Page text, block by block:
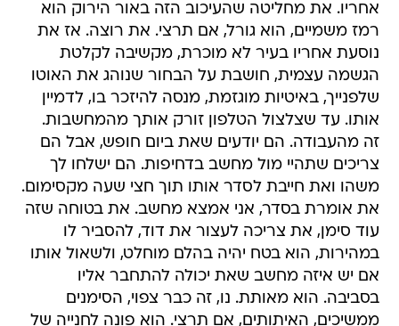
נוסעת אחריו בעיר לא מוכרת, מקשיבה לקלטת
הגשמה עצמית, חושבת על הבחור שנוהג את האוטו
שלפנייך, באיטיות מוגזמת, מנסה להיזכר בו, לדמיין
אותו. עד שצלצול הטלפון זורק אותך מהמחשבות.
זה מהעבודה. הם יודעים שאת ביום חופש, אבל הם
צריכים שתהיי מול מחשב בדחיפות. הם ישלחו לך
משהו ואת חייבת לסדר אותו תוך חצי שעה מקסימום.
את אומרת בסדר, אני אמצא מחשב. את בטוחה שזה
עוד סימן, את צריכה לעצור את דוד, להסביר לו
במהירות, הוא בטח יהיה בהלם מוחלט, ולשאול אותו
אם יש איזה מחשב שאת יכולה להתחבר אליו
בסביבה. הוא מאותת. נו, זה כבר צפוי, הסימנים
ממשיכים, האיתותים, אם תרצי. הוא פונה לחנייה של
בית. את לא נכנסת לשם אחריו, אבל מאותתת
ונעצרת על הכביש ליד הכניסה, מסתכלת עליו חונה,